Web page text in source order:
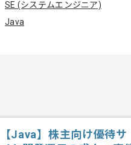
SE (システムエンジニア)
Java
【Java】株主向け優待サ